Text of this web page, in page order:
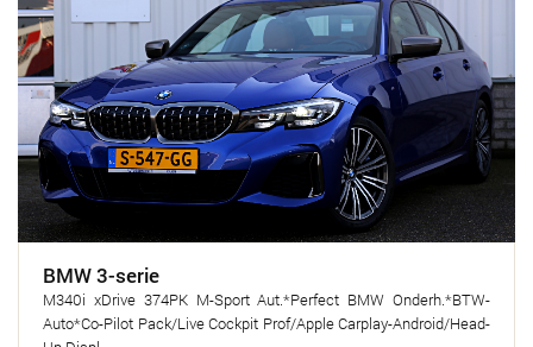
BMW 3-serie
M340i xDrive 374PK M-Sport Aut.*Perfect BMW Onderh.*BTW-
Auto*Co-Pilot Pack/Live Cockpit Prof/Apple Carplay-Android/Head-